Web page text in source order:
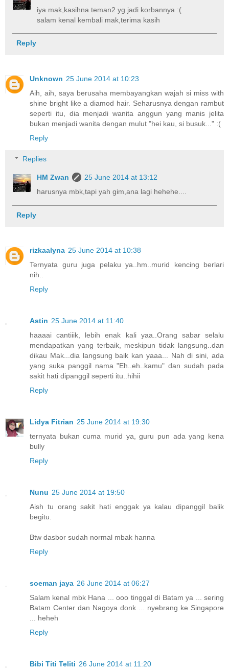
iya mak,kasihna teman2 yg jadi korbannya :(
salam kenal kembali mak,terima kasih
Reply
Unknown 25 June 2014 at 10:23
Aih, aih, saya berusaha membayangkan wajah si miss with
shine bright like a diamod hair. Seharusnya dengan rambut
seperti itu, dia menjadi wanita anggun yang manis jelita
bukan menjadi wanita dengan mulut "hei kau, si busuk..." :(
Reply
Replies
HM Zwan
25 June 2014 at 13:12
harusnya mbk,tapi yah gim,ana lagi hehehe....
Reply
rizkaalyna 25 June 2014 at 10:38
Ternyata guru juga pelaku ya..hm..murid kencing berlari
nih..
Reply
Astin 25 June 2014 at 11:40
haaaai cantiiik, lebih enak kali yaa..Orang sabar selalu
mendapatkan yang terbaik, meskipun tidak langsung..dan
dikau Mak...dia langsung baik kan yaaa... Nah di sini, ada
yang suka panggil nama "Eh..eh..kamu" dan sudah pada
sakit hati dipanggil seperti itu..hihii
Reply
Lidya Fitrian 25 June 2014 at 19:30
ternyata bukan cuma murid ya, guru pun ada yang kena
bully
Reply
Nunu 25 June 2014 at 19:50
Aish tu orang sakit hati enggak ya kalau dipanggil balik
begitu.
Btw dasbor sudah normal mbak hanna
Reply
soeman jaya 26 June 2014 at 06:27
Salam kenal mbk Hana ... ooo tinggal di Batam ya ... sering
Batam Center dan Nagoya donk ... nyebrang ke Singapore
... heheh
Reply
Bibi Titi Teliti 26 June 2014 at 11:20